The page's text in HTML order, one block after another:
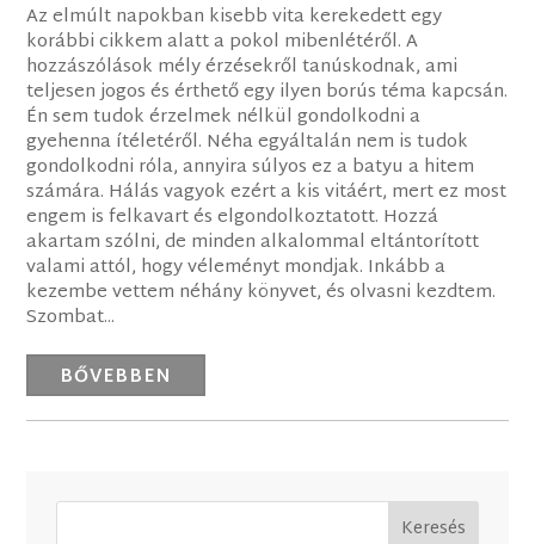
Az elmúlt napokban kisebb vita kerekedett egy
korábbi cikkem alatt a pokol mibenlétéről. A
hozzászólások mély érzésekről tanúskodnak, ami
teljesen jogos és érthető egy ilyen borús téma kapcsán.
Én sem tudok érzelmek nélkül gondolkodni a
gyehenna ítéletéről. Néha egyáltalán nem is tudok
gondolkodni róla, annyira súlyos ez a batyu a hitem
számára. Hálás vagyok ezért a kis vitáért, mert ez most
engem is felkavart és elgondolkoztatott. Hozzá
akartam szólni, de minden alkalommal eltántorított
valami attól, hogy véleményt mondjak. Inkább a
kezembe vettem néhány könyvet, és olvasni kezdtem.
Szombat...
BŐVEBBEN